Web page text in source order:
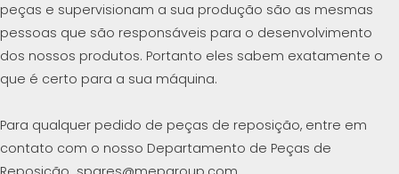
peças e supervisionam a sua produção são as mesmas
pessoas que são responsáveis para o desenvolvimento
dos nossos produtos. Portanto eles sabem exatamente o
que é certo para a sua máquina.
Para qualquer pedido de peças de reposição, entre em
contato com o nosso Departamento de Peças de